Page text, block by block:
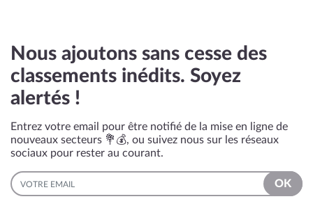
Nous ajoutons sans cesse des
classements inédits. Soyez
alertés !
Entrez votre email pour être notifié de la mise en ligne de
nouveaux secteurs 💐💰, ou suivez nous sur les réseaux
sociaux pour rester au courant.
EMAIL
OK